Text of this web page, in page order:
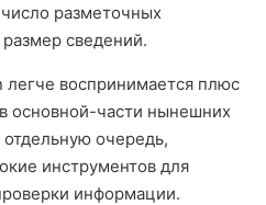
разметочных
сведений.
воспринимается плюс
основной-части нынешних
очередь,
инструментов для
информации.